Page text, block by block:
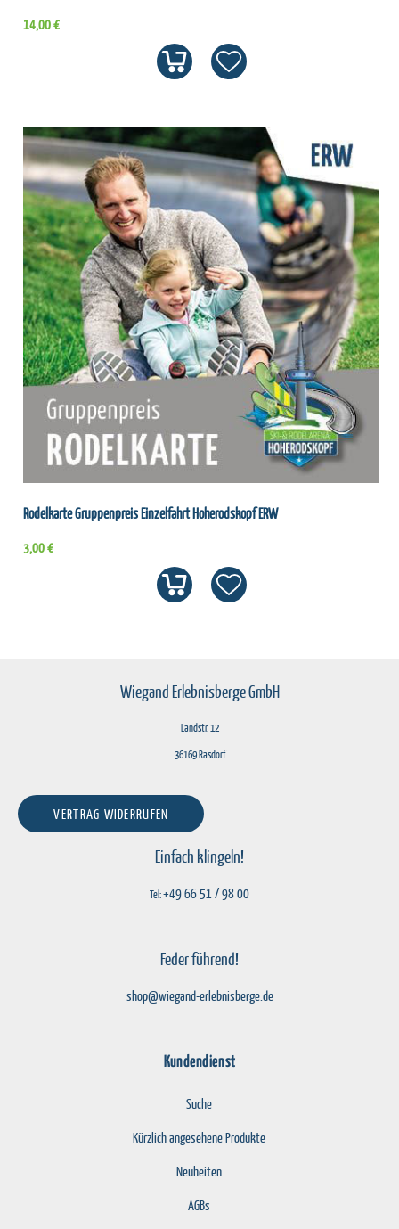
14,00 €
Rodelkarte Gruppenpreis Einzelfahrt Hoherodskopf ERW
3,00 €
Wiegand Erlebnisberge GmbH
Landstr. 12
36169 Rasdorf
VERTRAG WIDERRUFEN
Einfach klingeln!
Tel:+49 66 51 / 98 00
Feder führend!
shop@wiegand-erlebnisberge.de
Kundendienst
Suche
Kürzlich angesehene Produkte
Neuheiten
AGBs